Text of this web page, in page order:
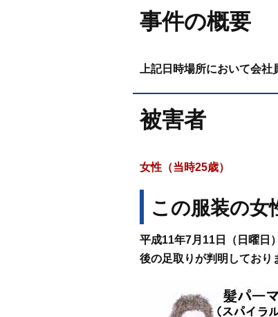
事件の概要
上記日時場所において会
被害者
女性（当時25歳）
この服装の女
平成11年7月11日（日曜日
後の足取りが判明しており